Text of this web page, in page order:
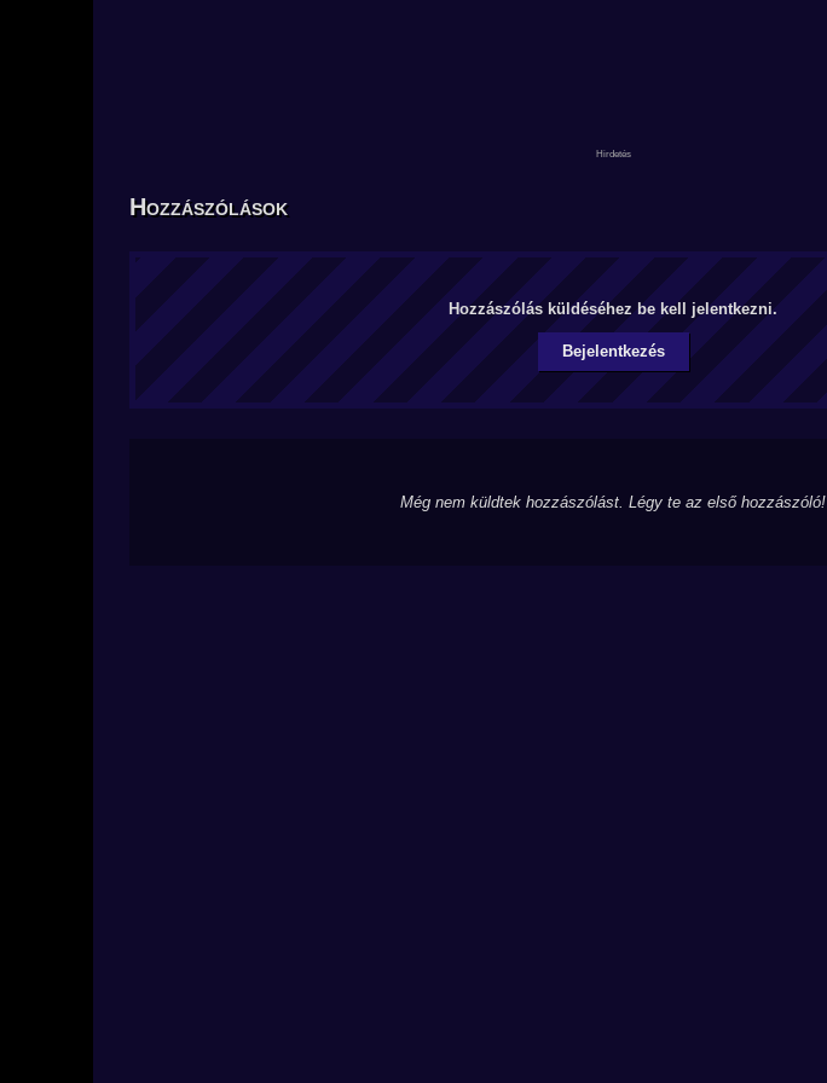
Hozzászólások
Hozzászólás küldéséhez be kell jelentkezni.
Bejelentkezés
Még nem küldtek hozzászólást. Légy te az első hozzászóló!